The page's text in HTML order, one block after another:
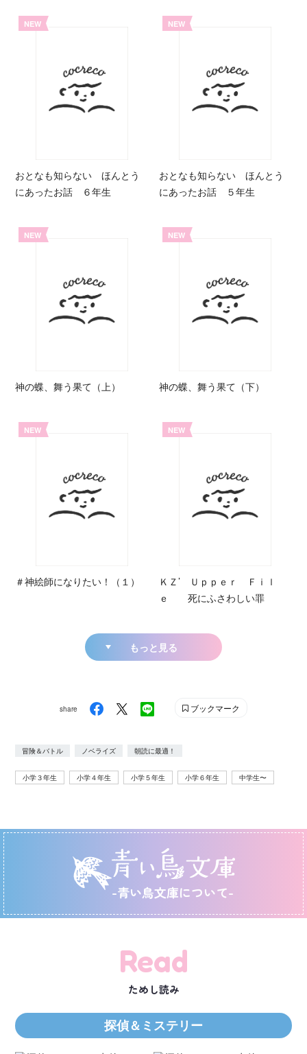
NEW
おとなも知らない ほんとう
にあったお話 ６年生
NEW
おとなも知らない ほんとう
にあったお話 ５年生
NEW
神の蝶、舞う果て（上）
NEW
神の蝶、舞う果て（下）
NEW
＃神絵師になりたい！（１）
NEW
ＫＺ’ Ｕｐｐｅｒ Ｆｉｌ
ｅ 死にふさわしい罪
もっと見る
share ブックマーク
冒険＆バトル ノベライズ 朝読に最適！
小学３年生 小学４年生 小学５年生 小学６年生 中学生〜
-青い鳥文庫について-
Read
ためし読み
探偵＆ミステリー